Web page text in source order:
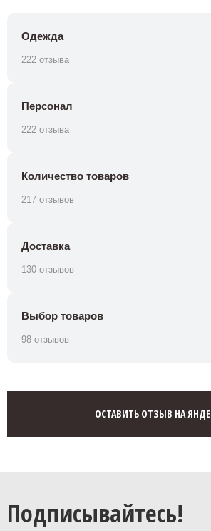
Одежда
222 отзыва
Персонал
222 отзыва
Количество товаров
217 отзывов
Доставка
130 отзывов
Выбор товаров
98 отзывов
ОСТАВИТЬ ОТЗЫВ НА
Подписывайтесь!